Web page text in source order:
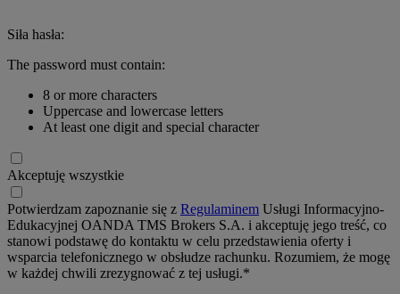
Siła hasła:
The password must contain:
8 or more characters
Uppercase and lowercase letters
At least one digit and special character
Akceptuję wszystkie
Potwierdzam zapoznanie się z Regulaminem Usługi Informacyjno-
Edukacyjnej OANDA TMS Brokers S.A. i akceptuję jego treść, co
stanowi podstawę do kontaktu w celu przedstawienia oferty i
wsparcia telefonicznego w obsłudze rachunku. Rozumiem, że mogę
w każdej chwili zrezygnować z tej usługi.*